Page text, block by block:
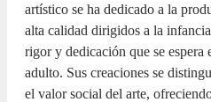
artístico se ha dedicado a la
alta calidad dirigidos a la
rigor y dedicación que se
adulto. Sus creaciones se
el valor social del arte,